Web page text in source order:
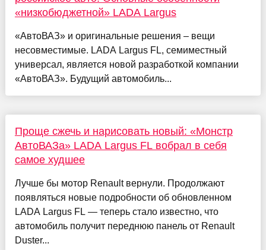
«низкобюджетной» LADA Largus
«АвтоВАЗ» и оригинальные решения – вещи
несовместимые. LADA Largus FL, семиместный
универсал, является новой разработкой компании
«АвтоВАЗ». Будущий автомобиль...
Проще сжечь и нарисовать новый: «Монстр
АвтоВАЗа» LADA Largus FL вобрал в себя
самое худшее
Лучше бы мотор Renault вернули. Продолжают
появляться новые подробности об обновленном
LADA Largus FL — теперь стало известно, что
автомобиль получит переднюю панель от Renault
Duster...